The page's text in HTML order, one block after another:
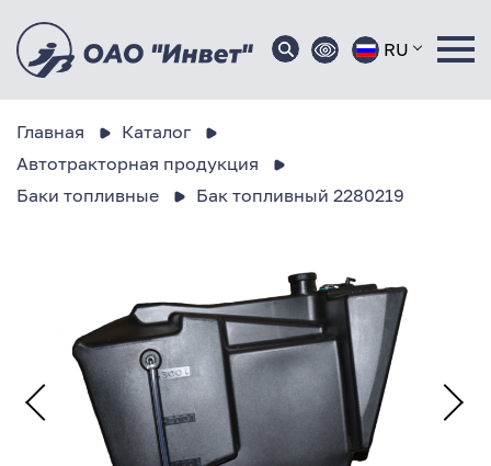
RU
Главная
Каталог
Автотракторная продукция
Баки топливные
Бак топливный 2280219